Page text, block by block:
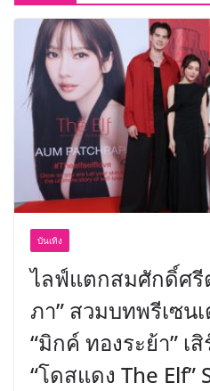
บันเทิง
ไลฟ์แตกสมศักดิ์ศรี
ภา” สวมบทพรีเซน
“มิกค์ ทองระย้า” เ
“โดสแดง The